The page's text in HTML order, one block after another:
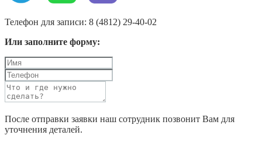
Телефон для записи: 8 (4812) 29-40-02
Или заполните форму:
После отправки заявки наш сотрудник позвонит Вам для
уточнения деталей.